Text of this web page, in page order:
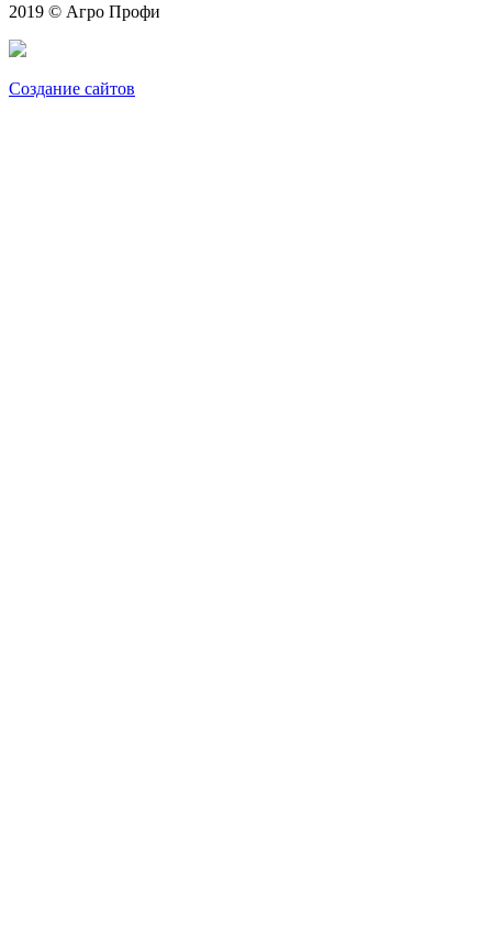
2019 © Агро Профи
Создание сайтов